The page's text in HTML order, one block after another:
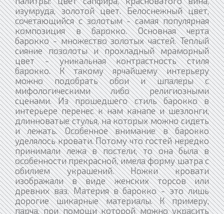
изумруда, золотой цвет. Белоснежный цвет,
сочетающийся с золотым - самая популярная
композиция в барокко. Основная черта
барокко - множество золотых частей. Теплый
сияние позолоты и прохладный мраморный
цвет - уникальная контрастность стиля
барокко. К такому ярчайшему интерьеру
можно подобрать обои и шпалеры с
мифологическими либо религиозными
сценами. Из прошедшего стиль барокко в
интерьере перенес к нам канапе и шезлонги,
длинноватые стулья, на которых можно сидеть
и лежать. Особенное внимание в барокко
уделялось кровати. Потому что гостей нередко
принимали лежа в постели, то она была в
особенности прекрасной, имела форму шатра с
обилием украшений. Ножки кровати
изображали в виде женских торсов или
древних ваз. Материя в барокко - это лишь
дорогие шикарные материалы. К примеру,
парча, при помощи которой можно украсить